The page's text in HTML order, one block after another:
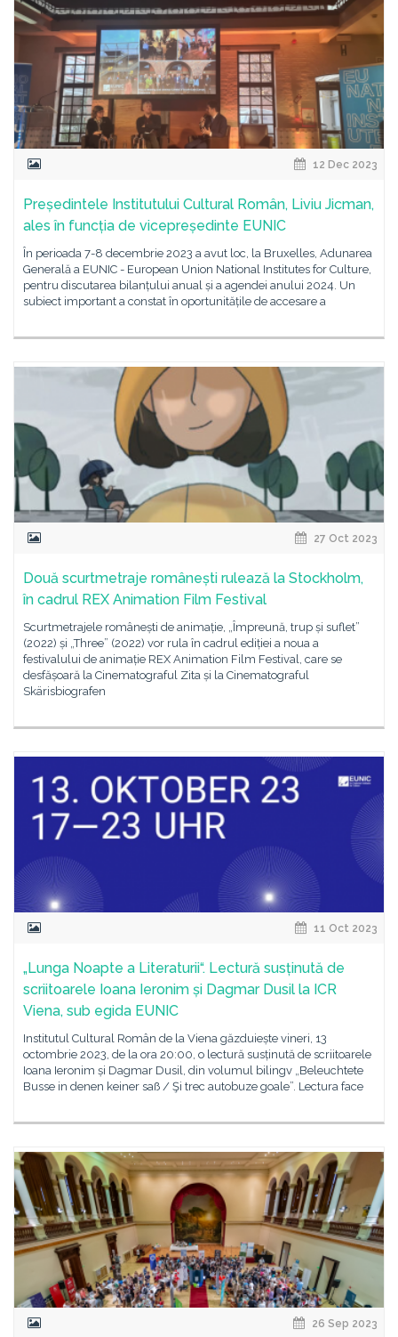
12 Dec 2023
Președintele Institutului Cultural Român, Liviu Jicman,
ales în funcția de vicepreședinte EUNIC
În perioada 7-8 decembrie 2023 a avut loc, la Bruxelles, Adunarea
Generală a EUNIC - European Union National Institutes for Culture,
pentru discutarea bilanțului anual și a agendei anului 2024. Un
subiect important a constat în oportunitățile de accesare a
27 Oct 2023
Două scurtmetraje românești rulează la Stockholm,
în cadrul REX Animation Film Festival
Scurtmetrajele românești de animație, „Împreună, trup și suflet”
(2022) și „Three” (2022) vor rula în cadrul ediției a noua a
festivalului de animație REX Animation Film Festival, care se
desfășoară la Cinematograful Zita și la Cinematograful
Skärisbiografen
11 Oct 2023
„Lunga Noapte a Literaturii“. Lectură susținută de
scriitoarele Ioana Ieronim și Dagmar Dusil la ICR
Viena, sub egida EUNIC
Institutul Cultural Român de la Viena găzduiește vineri, 13
octombrie 2023, de la ora 20:00, o lectură susținută de scriitoarele
Ioana Ieronim și Dagmar Dusil, din volumul bilingv „Beleuchtete
Busse in denen keiner saß / Şi trec autobuze goale”. Lectura face
26 Sep 2023